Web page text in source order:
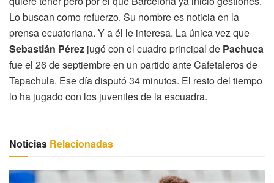
Lo buscan como refuerzo. Su nombre es noticia en la
prensa ecuatoriana. Y a él le interesa. La única vez que
Sebastián Pérez jugó con el cuadro principal de Pachuca
fue el 26 de septiembre en un partido ante Cafetaleros de
Tapachula. Ese día disputó 34 minutos. El resto del tiempo
lo ha jugado con los juveniles de la escuadra.
Noticias Relacionadas